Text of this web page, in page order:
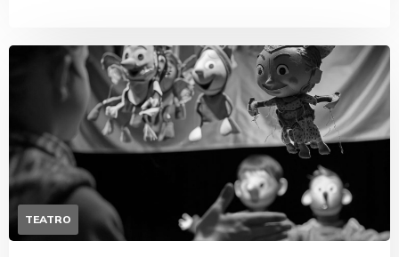
TEATRO